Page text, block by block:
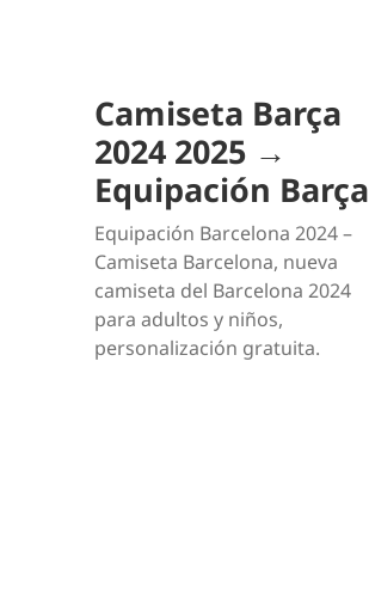
Camiseta Barça
2024 2025 →
Equipación Barça
Equipación Barcelona 2024 –
Camiseta Barcelona, nueva
camiseta del Barcelona 2024
para adultos y niños,
personalización gratuita.